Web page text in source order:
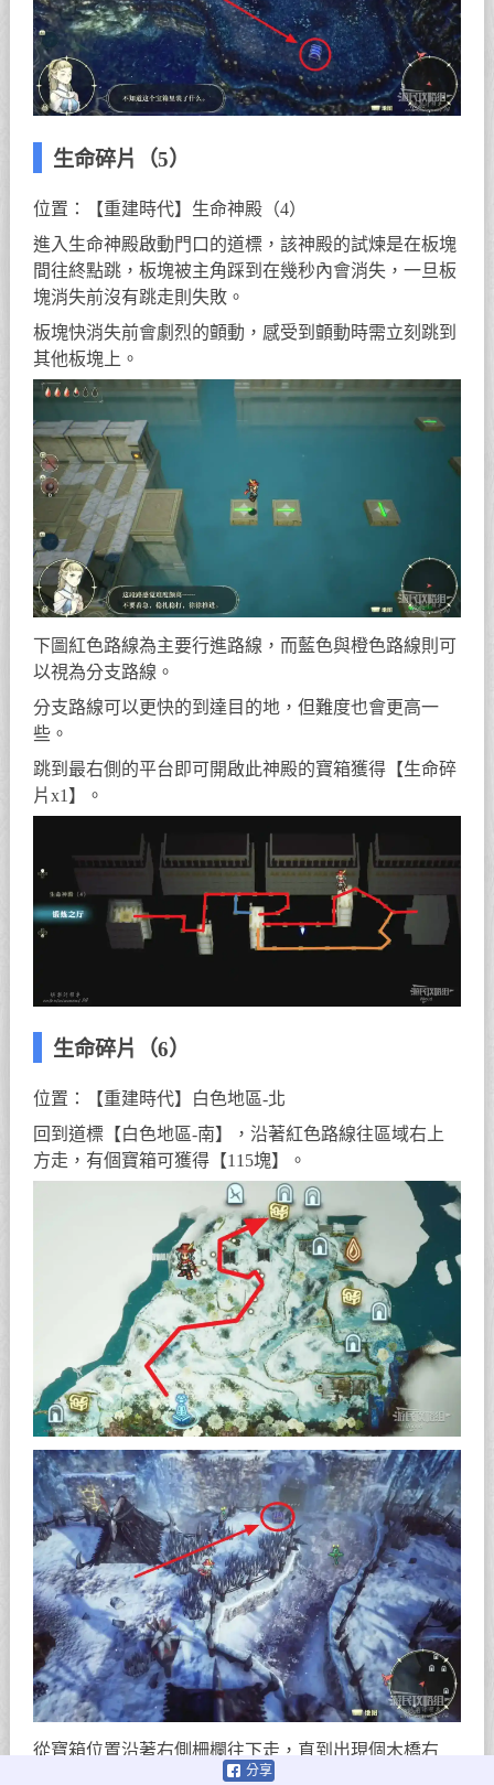
生命碎片（5）
位置：【重建時代】生命神殿（4）
進入生命神殿啟動門口的道標，該神殿的試煉是在板塊
間往終點跳，板塊被主角踩到在幾秒內會消失，一旦板
塊消失前沒有跳走則失敗。
板塊快消失前會劇烈的顫動，感受到顫動時需立刻跳到
其他板塊上。
下圖紅色路線為主要行進路線，而藍色與橙色路線則可
以視為分支路線。
分支路線可以更快的到達目的地，但難度也會更高一
些。
跳到最右側的平台即可開啟此神殿的寶箱獲得【生命碎
片x1】。
生命碎片（6）
位置：【重建時代】白色地區-北
回到道標【白色地區-南】，沿著紅色路線往區域右上
方走，有個寶箱可獲得【115塊】。
從寶箱位置沿著右側柵欄往下走，直到出現個木橋右
分享